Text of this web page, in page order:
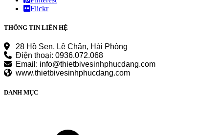
Flickr
THÔNG TIN LIÊN HỆ
28 Hồ Sen, Lê Chân, Hải Phòng
Điện thoại: 0936.072.068
Email: info@thietbivesinhphucdang.com
www.thietbivesinhphucdang.com
DANH MỤC